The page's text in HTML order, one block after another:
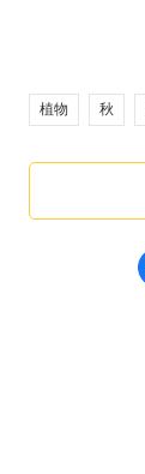
植物 秋